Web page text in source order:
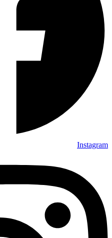
Instagram